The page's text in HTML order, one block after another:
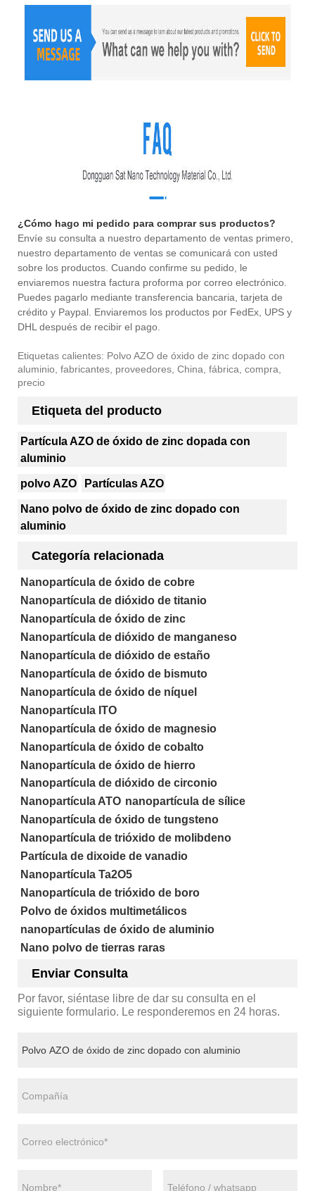
¿Cómo hago mi pedido para comprar sus productos?
Envíe su consulta a nuestro departamento de ventas primero,
nuestro departamento de ventas se comunicará con usted
sobre los productos. Cuando confirme su pedido, le
enviaremos nuestra factura proforma por correo electrónico.
Puedes pagarlo mediante transferencia bancaria, tarjeta de
crédito y Paypal. Enviaremos los productos por FedEx, UPS y
DHL después de recibir el pago.
Etiquetas calientes: Polvo AZO de óxido de zinc dopado con
aluminio, fabricantes, proveedores, China, fábrica, compra,
precio
Etiqueta del producto
Partícula AZO de óxido de zinc dopada con
aluminio
polvo AZO Partículas AZO
Nano polvo de óxido de zinc dopado con
aluminio
Categoría relacionada
Nanopartícula de óxido de cobre
Nanopartícula de dióxido de titanio
Nanopartícula de óxido de zinc
Nanopartícula de dióxido de manganeso
Nanopartícula de dióxido de estaño
Nanopartícula de óxido de bismuto
Nanopartícula de óxido de níquel
Nanopartícula ITO
Nanopartícula de óxido de magnesio
Nanopartícula de óxido de cobalto
Nanopartícula de óxido de hierro
Nanopartícula de dióxido de circonio
Nanopartícula ATO nanopartícula de sílice
Nanopartícula de óxido de tungsteno
Nanopartícula de trióxido de molibdeno
Partícula de dixoide de vanadio
Nanopartícula Ta2O5
Nanopartícula de trióxido de boro
Polvo de óxidos multimetálicos
nanopartículas de óxido de aluminio
Nano polvo de tierras raras
Enviar Consulta
Por favor, siéntase libre de dar su consulta en el
siguiente formulario. Le responderemos en 24 horas.